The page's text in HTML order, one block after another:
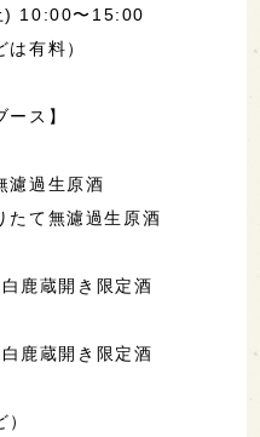
) 10:00〜15:00
有料）
ース】
濾過生原酒
たて無濾過生原酒
鹿蔵開き限定酒
鹿蔵開き限定酒